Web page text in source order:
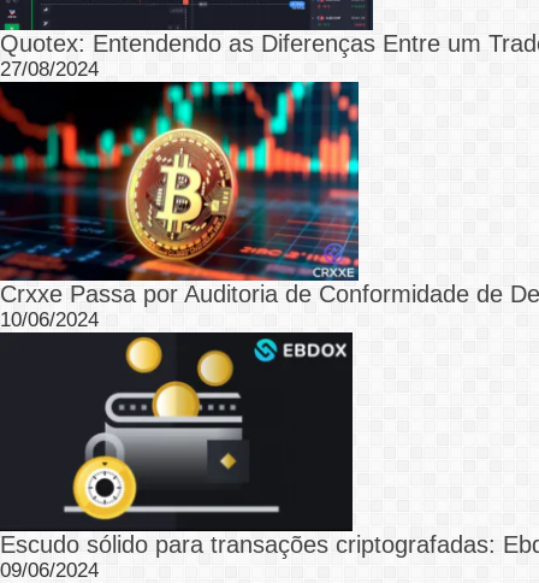
Quotex: Entendendo as Diferenças Entre um
27/08/2024
Crxxe Passa por Auditoria de Conformidade de
10/06/2024
Escudo sólido para transações criptografadas:
09/06/2024